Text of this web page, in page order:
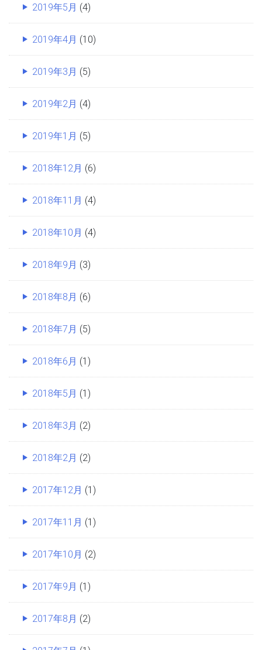
2019年5月 (4)
2019年4月 (10)
2019年3月 (5)
2019年2月 (4)
2019年1月 (5)
2018年12月 (6)
2018年11月 (4)
2018年10月 (4)
2018年9月 (3)
2018年8月 (6)
2018年7月 (5)
2018年6月 (1)
2018年5月 (1)
2018年3月 (2)
2018年2月 (2)
2017年12月 (1)
2017年11月 (1)
2017年10月 (2)
2017年9月 (1)
2017年8月 (2)